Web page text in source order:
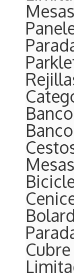
Mesas
Mesas
en
en
del